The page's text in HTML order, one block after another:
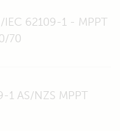
62109-1 - MPPT
70
1 AS/NZS MPPT